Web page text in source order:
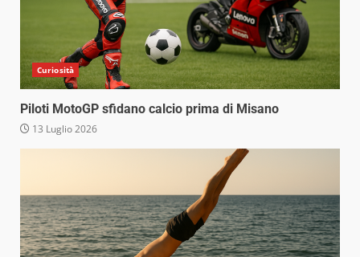
Curiosità
Piloti MotoGP sfidano calcio prima di Misano
13 Luglio 2026